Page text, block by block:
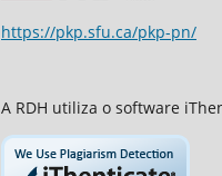
https://pkp.sfu.ca/pkp-pn/
A RDH utiliza o software